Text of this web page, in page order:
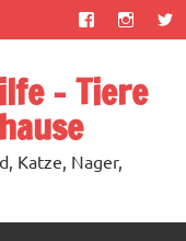
– Tiere
Katze, Nager,